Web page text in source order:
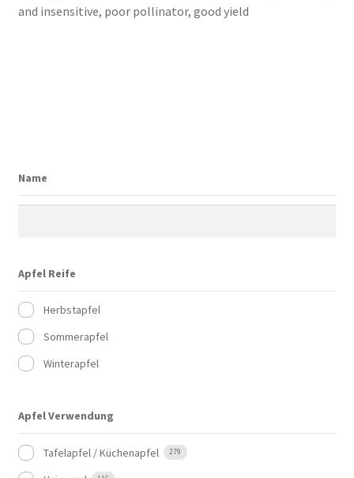
and insensitive, poor pollinator, good yield
Name
Apfel Reife
Herbstapfel
Sommerapfel
Winterapfel
Apfel Verwendung
Tafelapfel / Küchenapfel 279